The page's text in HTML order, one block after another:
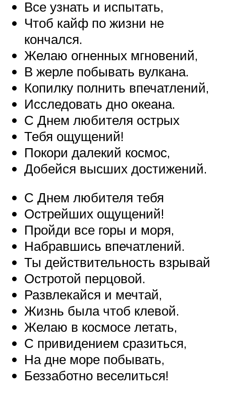
Все узнать и испытать,
Чтоб кайф по жизни не
кончался.
Желаю огненных мгновений,
В жерле побывать вулкана.
Копилку полнить впечатлений,
Исследовать дно океана.
С Днем любителя острых
Тебя ощущений!
Покори далекий космос,
Добейся высших достижений.
С Днем любителя тебя
Острейших ощущений!
Пройди все горы и моря,
Набравшись впечатлений.
Ты действительность взрывай
Остротой перцовой.
Развлекайся и мечтай,
Жизнь была чтоб клевой.
Желаю в космосе летать,
С привидением сразиться,
На дне море побывать,
Беззаботно веселиться!